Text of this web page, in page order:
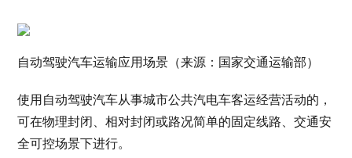
自动驾驶汽车运输应用场景（来源：国家交通运输部）
使用自动驾驶汽车从事城市公共汽电车客运经营活动的，
可在物理封闭、相对封闭或路况简单的固定线路、交通安
全可控场景下进行。